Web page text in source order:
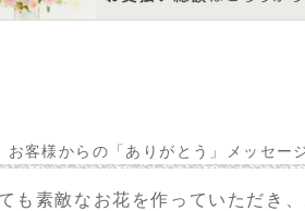
お客様からの「ありがとう」メッセー
も素敵なお花を作っていただき